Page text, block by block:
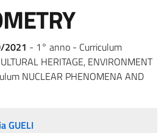
2021 - 1° anno - Curriculum
HERITAGE, ENVIRONMENT
NUCLEAR PHENOMENA AND
GUELI